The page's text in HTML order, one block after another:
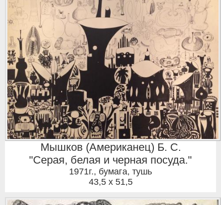
Мышков (Американец) Б. С.
"Серая, белая и черная посуда."
1971г., бумага, тушь
43,5 x 51,5